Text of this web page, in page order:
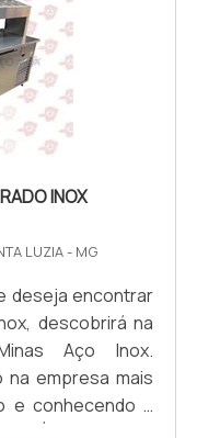
INOX
LUZIA - MG
deseja encontrar
descobrirá na
Aço Inox.
na empresa mais
e conhecendo a